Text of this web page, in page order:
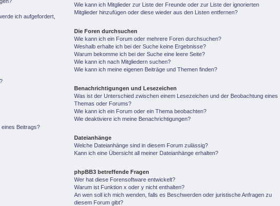
ich aufgefordert,
eines Beitrags?
Wie kann ich Mitglieder zur Liste der Freunde oder zur Liste der ignorierten
Mitglieder hinzufügen oder diese wieder aus den Listen entfernen?
Die Foren durchsuchen
Wie kann ich ein Forum oder mehrere Foren durchsuchen?
Weshalb erhalte ich bei der Suche keine Ergebnisse?
Warum bekomme ich bei der Suche eine leere Seite?
Wie kann ich nach Mitgliedern suchen?
Wie kann ich meine eigenen Beiträge und Themen finden?
Benachrichtigungen und Lesezeichen
Was ist der Unterschied zwischen einem Lesezeichen und der Beobachtung eines
Themas oder Forums?
Wie kann ich ein Forum oder ein Thema beobachten?
Wie deaktiviere ich meine Benachrichtigungen?
Dateianhänge
Welche Dateianhänge sind in diesem Forum zulässig?
Kann ich eine Übersicht all meiner Dateianhänge erhalten?
phpBB3 betreffende Fragen
Wer hat diese Forensoftware entwickelt?
Warum ist Funktion x oder y nicht enthalten?
An wen soll ich mich wenden, falls es Beschwerden oder juristische Anfragen zu
diesem Forum gibt?